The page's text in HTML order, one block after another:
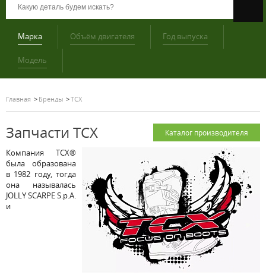
Марка Объём двигателя Год выпуска
Модель
Главная Бренды TCX
Запчасти TCX Каталог производителя
Компания TCX®
была образована
в 1982 году, тогда
она называлась
JOLLY SCARPE S.р.A.
и